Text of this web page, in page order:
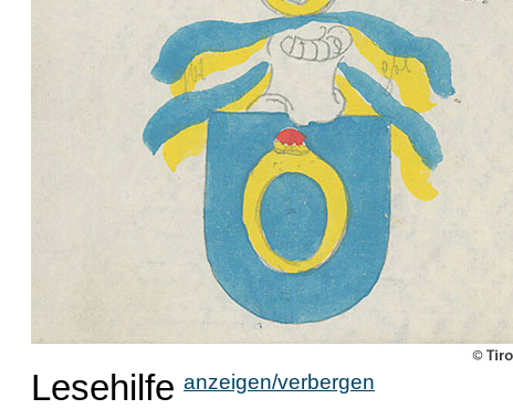
Lesehilfe anzeigen/verbergen